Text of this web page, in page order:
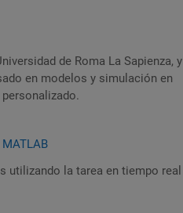
de Roma La Sapienza, y
en modelos y simulación en
utilizando la tarea en tiempo real